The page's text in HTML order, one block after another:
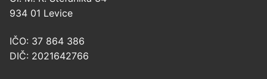
934 01 Levice
IČO: 37 864 386
DIČ: 2021642766